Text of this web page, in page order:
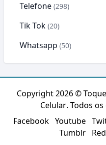
Telefone (298)
Tik Tok (20)
Whatsapp (50)
Copyright 2026 ©
Celular. Todos
Facebook Youtube
Tumblr